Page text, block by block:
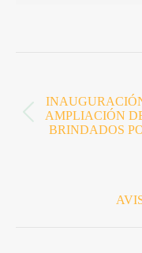
AMPLIACIÓN
BRINDADOS